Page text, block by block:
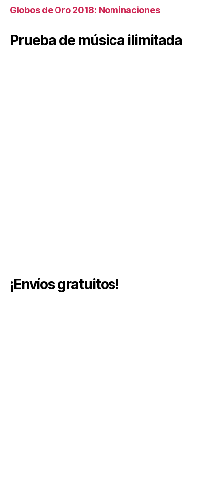
Globos de Oro 2018: Nominaciones
Prueba de música ilimitada
¡Envíos gratuitos!